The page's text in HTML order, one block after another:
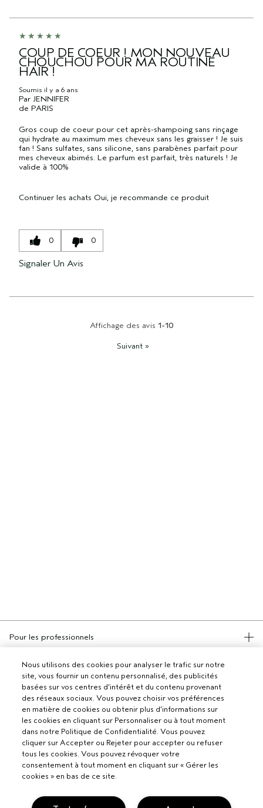
COUP DE COEUR ! MON NOUVEAU
CHOUCHOU POUR MA ROUTINE
HAIR !
Soumis il y a 6 ans
Par JENNIFER
de PARIS
Gros coup de coeur pour cet après-shampoing sans rinçage
qui hydrate au maximum mes cheveux sans les graisser ! Je suis
fan ! Sans sulfates, sans silicone, sans parabènes parfait pour
mes cheveux abimés. Le parfum est parfait, très naturels ! Je
valide à 100%
Continuer les achats Oui, je recommande ce produit
0 0
Signaler Un Avis
Affichage des avis 1-10
Suivant »
Pour les professionnels
Besoin d’aide ?
APPELEZ LE +33186652316
PARLEZ-NOUS
RETOURS ET ÉCHANGES
SERVICE CLIENT
CONTACTER LE FABRICANT
COMMENT BIEN TRIER SES DÉCHETS ?
SUIVRE MA COMMANDE
Politique de confidentialité
POLITIQUE DE CONFIDENTIALITÉ
CONDITIONS GÉNÉRALES
CONDITIONS DE VENTE
POLITIQUE RELATIVE AUX COOKIES
GÉRER LES COOKIES
ACCESSIBILITÉ
Nous utilisons des cookies pour analyser le trafic sur notre
site, vous fournir un contenu personnalisé, des publicités
basées sur vos centres d'intérêt et du contenu provenant
des réseaux sociaux. Vous pouvez choisir vos préférences
en matière de cookies ou obtenir plus d'informations sur
les cookies en cliquant sur Personnaliser ou à tout moment
dans notre Politique de Confidentialité. Vous pouvez
cliquer sur Accepter ou Rejeter pour accepter ou refuser
tous les cookies. Vous pouvez révoquer votre
consentement à tout moment en cliquant sur « Gérer les
cookies » en bas de ce site.